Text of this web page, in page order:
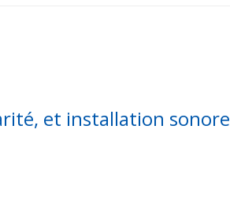
et installation sonore